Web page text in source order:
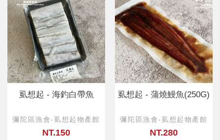
虱想起 - 海釣白帶魚
彌陀區漁會-虱想起物產館
NT.150
虱想起 - 蒲燒鰻魚(250G)
彌陀區漁會-虱想起物產館
NT.280